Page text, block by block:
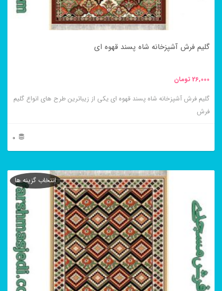
صفحه
انتخاب
شوند
گلیم فرش آشپزخانه شاه پسند قهوه ای
26,000تومان
گلیم فرش آشپزخانه شاه پسند قهوه ای یکی از زیباترین طرح های انواع گلیم
فرش
0
محصول
مختلفی
باشد.
گزینه
ها
انتخاب گزینه ها